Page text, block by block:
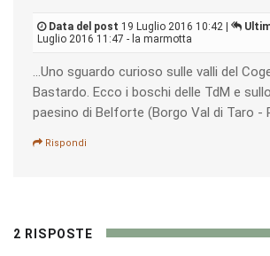
Data del post 19 Luglio 2016 10:42 |
Luglio 2016 11:47 - la marmotta
...Uno sguardo curioso sulle valli del
Bastardo. Ecco i boschi delle TdM e
paesino di Belforte (Borgo Val di Taro -
Rispondi
2 RISPOSTE